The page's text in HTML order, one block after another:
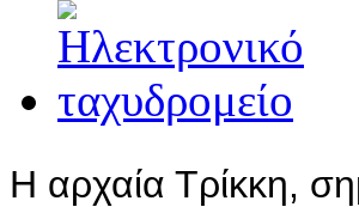
Η αρχαία Τρίκκη,